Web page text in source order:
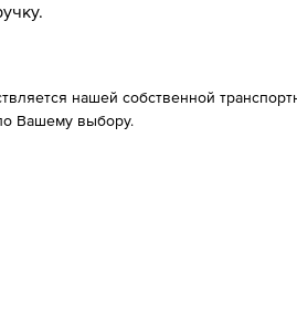
нашей собственной
Вашему выбору.